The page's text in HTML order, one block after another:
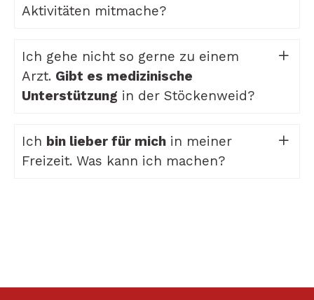
Aktivitäten mitmache?
Ich gehe nicht so gerne zu einem
Arzt. Gibt es medizinische
Unterstützung in der Stöckenweid?
Ich bin lieber für mich in meiner
Freizeit. Was kann ich machen?